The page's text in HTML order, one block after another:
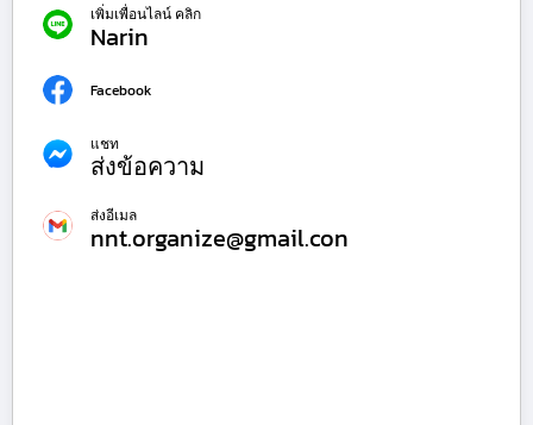
เพิ่มเพื่อนไลน์ คลิก
Narin
Facebook
แชท
ส่งข้อความ
ส่งอีเมล
nnt.organize@gmail.con